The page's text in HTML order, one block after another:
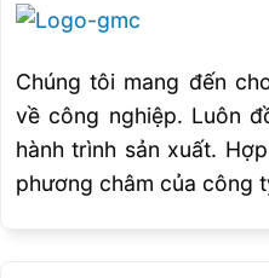
Chúng tôi mang đến
về công nghiệp. Luôn
hành trình sản xuất.
phương châm của công